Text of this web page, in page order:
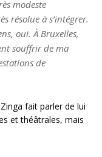
modeste
résolue à s’intégrer.
oui. À Bruxelles,
souffrir de ma
de
fait parler de lui
et théâtrales, mais